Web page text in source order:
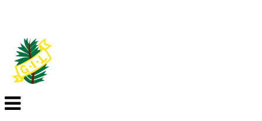
Veksle
navigasjon